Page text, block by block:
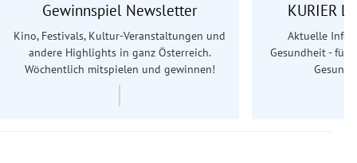
Gewinnspiel Newsletter
Kino, Festivals, Kultur-Veranstaltungen und
andere Highlights in ganz Österreich.
Wöchentlich mitspielen und gewinnen!
KURIER
Aktuelle
Gesundheit - für